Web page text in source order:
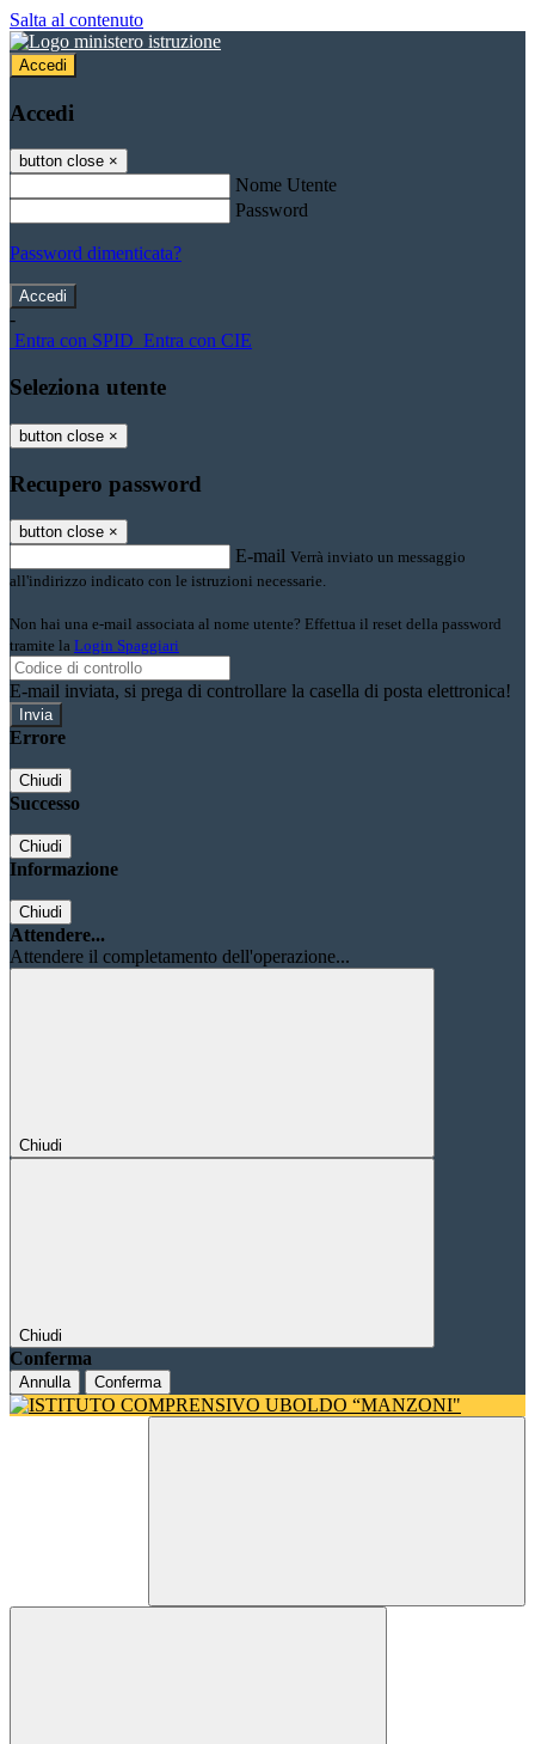
Salta al contenuto
Accedi
Accedi
button close ×
Nome Utente
Password
Password dimenticata?
-
Entra con SPID Entra con CIE
Seleziona utente
button close ×
Recupero password
button close ×
E-mail Verrà inviato un messaggio
all'indirizzo indicato con le istruzioni necessarie.
Non hai una e-mail associata al nome utente? Effettua il reset della password
tramite la Login Spaggiari
E-mail inviata, si prega di controllare la casella di posta elettronica!
Errore
Chiudi
Successo
Chiudi
Informazione
Chiudi
Attendere...
Attendere il completamento dell'operazione...
Chiudi
Chiudi
Conferma
Annulla Conferma